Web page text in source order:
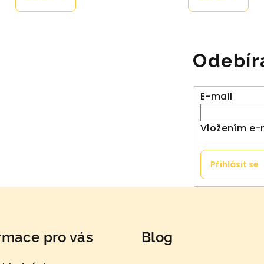
je
je
5
E-mail
Vložením
Přihlásit se
pro vás Blog